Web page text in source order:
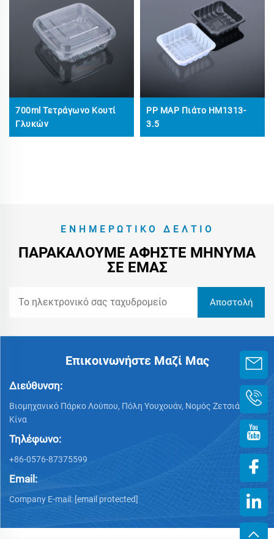
700ml Τετράγωνο Κουτί
Γλυκών
PP MAP Πιάτο HM1313-
3.5​
ΕΝΗΜΕΡΩΤΙΚΌ ΔΕΛΤΊΟ
ΠΑΡΑΚΑΛΟΎΜΕ ΑΦΉΣΤΕ ΜΉΝΥΜΑ
ΣΕ ΕΜΆΣ
Επικοινωνήστε Μαζί Μας
Διεύθυνση:
Βιομηχανικό Πάρκο Λούπου, Πόλη Υουχουάν, Νομός Ζετσιάνγκ,
Κίνα
Τηλέφωνο:
+86-0576-87375599
Email:
Company E-mail: [email protected]